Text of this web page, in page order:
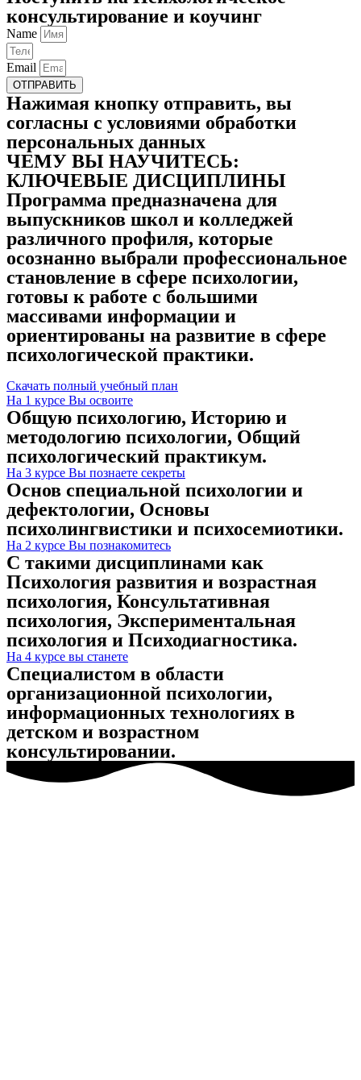
консультирование и коучинг
Name
Email
ОТПРАВИТЬ
Нажимая кнопку отправить, вы
согласны с условиями обработки
персональных данных
ЧЕМУ ВЫ НАУЧИТЕСЬ:
КЛЮЧЕВЫЕ ДИСЦИПЛИНЫ
Программа предназначена для
выпускников школ и колледжей
различного профиля, которые
осознанно выбрали профессиональное
становление в сфере психологии,
готовы к работе с большими
массивами информации и
ориентированы на развитие в сфере
психологической практики.
Скачать полный учебный план
На 1 курсе Вы освоите
Общую психологию, Историю и
методологию психологии, Общий
психологический практикум.
На 3 курсе Вы познаете секреты
Основ специальной психологии и
дефектологии, Основы
психолингвистики и психосемиотики.
На 2 курсе Вы познакомитесь
С такими дисциплинами как
Психология развития и возрастная
психология, Консультативная
психология, Экспериментальная
психология и Психодиагностика.
На 4 курсе вы станете
Специалистом в области
организационной психологии,
информационных технологиях в
детском и возрастном
консультировании.